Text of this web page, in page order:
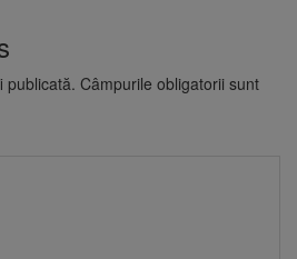
publicată. Câmpurile obligatorii sunt